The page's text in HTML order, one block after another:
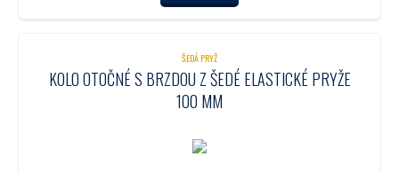
ŠEDÁ PRYŽ
KOLO OTOČNÉ S BRZDOU Z ŠEDÉ ELASTICKÉ PRYŽE
100 MM